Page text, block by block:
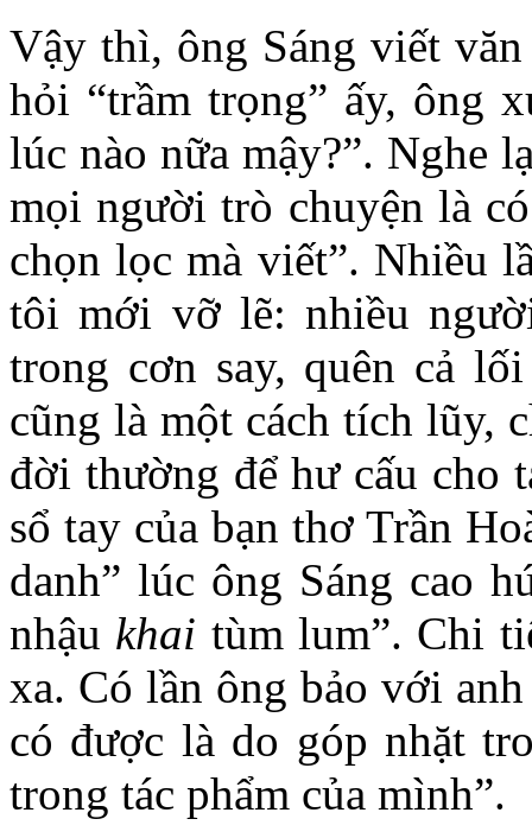
Vậy thì, ông Sáng viết
hỏi “trầm trọng” ấy, ông
lúc nào nữa mậy?”. Nghe
mọi người trò chuyện là
chọn lọc mà viết”. Nhiều
tôi mới vỡ lẽ: nhiều
trong cơn say, quên cả
cũng là một cách tích lũy,
đời thường để hư cấu cho
sổ tay của bạn thơ Trần
danh” lúc ông Sáng cao
nhậu khai tùm lum”. Chi
xa. Có lần ông bảo với
có được là do góp nhặt
trong tác phẩm của mình”.